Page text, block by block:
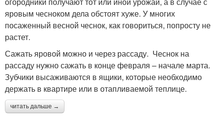
яровым чесноком дела обстоят хуже. У многих
посаженный весной чеснок, как говориться, попросту не
растет.
Сажать яровой можно и через рассаду. Чеснок на
рассаду нужно сажать в конце февраля – начале марта.
Зубчики высаживаются в ящики, которые необходимо
держать в квартире или в отапливаемой теплице.
читать дальше →